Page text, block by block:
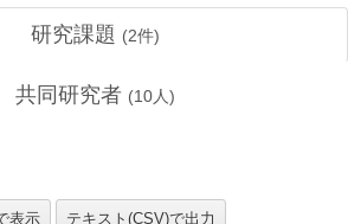
研究課題 (2件)
共同研究者 (10人)